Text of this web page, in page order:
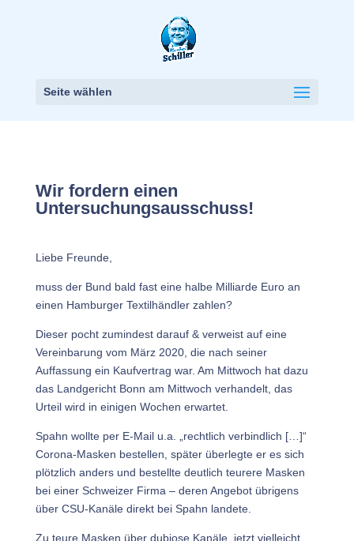
Seite wählen
Wir fordern einen
Untersuchungsausschuss!
Liebe Freunde,
muss der Bund bald fast eine halbe Milliarde Euro an
einen Hamburger Textilhändler zahlen?
Dieser pocht zumindest darauf & verweist auf eine
Vereinbarung vom März 2020, die nach seiner
Auffassung ein Kaufvertrag war. Am Mittwoch hat dazu
das Landgericht Bonn am Mittwoch verhandelt, das
Urteil wird in einigen Wochen erwartet.
Spahn wollte per E-Mail u.a. „rechtlich verbindlich […]“
Corona-Masken bestellen, später überlegte er es sich
plötzlich anders und bestellte deutlich teurere Masken
bei einer Schweizer Firma – deren Angebot übrigens
über CSU-Kanäle direkt bei Spahn landete.
Zu teure Masken über dubiose Kanäle, jetzt vielleicht